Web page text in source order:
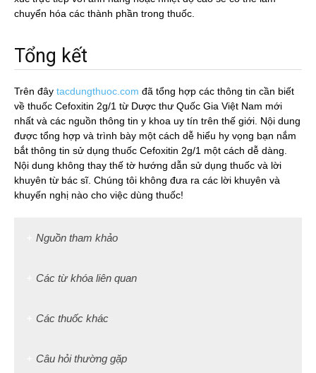
chuyển hóa các thành phần trong thuốc.
Tổng kết
Trên đây tacdungthuoc.com đã tổng hợp các thông tin cần biết
về thuốc Cefoxitin 2g/1 từ Dược thư Quốc Gia Việt Nam mới
nhất và các nguồn thông tin y khoa uy tín trên thế giới. Nội dung
được tổng hợp và trình bày một cách dễ hiểu hy vọng bạn nắm
bắt thông tin sử dụng thuốc Cefoxitin 2g/1 một cách dễ dàng.
Nội dung không thay thế tờ hướng dẫn sử dụng thuốc và lời
khuyên từ bác sĩ. Chúng tôi không đưa ra các lời khuyên và
khuyến nghị nào cho việc dùng thuốc!
Nguồn tham khảo
Các từ khóa liên quan
Các thuốc khác
Câu hỏi thường gặp